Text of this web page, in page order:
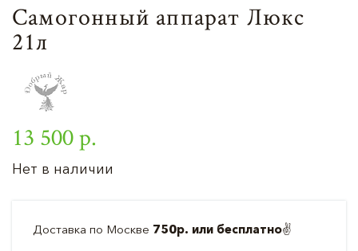
Самогонный аппарат Люкс
21л
13 500 р.
Нет в наличии
Доставка по Москве 750р. или бесплатно✌️